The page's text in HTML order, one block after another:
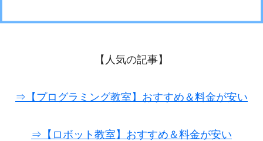
【人気の記事】
⇒【プログラミング教室】おすすめ＆料金が安い
⇒【ロボット教室】おすすめ＆料金が安い